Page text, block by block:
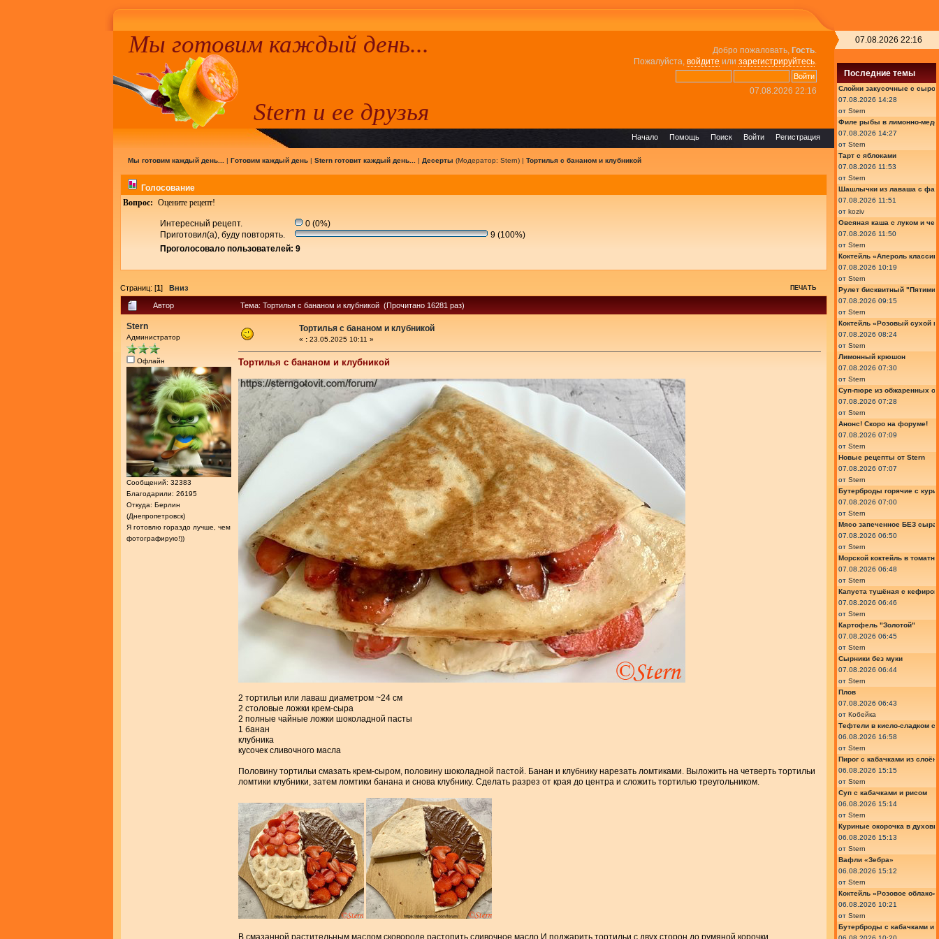
Добро пожаловать, Гость.
Пожалуйста, войдите или зарегистрируйтесь.
07.08.2026 22:16
Мы готовим каждый день...
Stern и ее друзья
Регистрация
Войти
Поиск
Помощь
Начало
Мы готовим каждый день... | Готовим каждый день| Stern готовит каждый день... | Десерты (Модератор: Stern) | Тортилья с бананом и клубникой
Голосование
Вопрос: Оцените рецепт!
Интересный рецепт.
0 (0%)
Приготовил(а), буду повторять.
9 (100%)
Проголосовало пользователей: 9
Страниц: [1] Вниз ПЕЧАТЬ
Автор Тема: Тортилья с бананом и клубникой (Прочитано 16281 раз)
Stern
Администратор
Офлайн
Сообщений: 32383
Благодарили: 26195
Откуда: Берлин
(Днепропетровск)
Я готовлю гораздо лучше, чем
фотографирую!))
Тортилья с бананом и клубникой
« : 23.05.2025 10:11 »
Тортилья с бананом и клубникой
2 тортильи или лаваш диаметром ~24 см
2 столовые ложки крем-сыра
2 полные чайные ложки шоколадной пасты
1 банан
клубника
кусочек сливочного масла
Половину тортильи смазать крем-сыром, половину шоколадной пастой. Банан и клубнику нарезать ломтиками. Выложить на четверть тортильи
ломтики клубники, затем ломтики банана и снова клубнику. Сделать разрез от края до центра и сложить тортилью треугольником.
07.08.2026 22:16
Последние темы
Слойки закусочные с
07.08.2026 14:28
от Stern
Филе рыбы в лимонно-
07.08.2026 14:27
от Stern
Тарт с яблоками
07.08.2026 11:53
от Stern
Шашлычки из лаваша с
07.08.2026 11:51
от koziv
Овсяная каша с луком и
07.08.2026 11:50
от Stern
Коктейль «Апероль
07.08.2026 10:19
от Stern
Рулет бисквитный
07.08.2026 09:15
от Stern
Коктейль «Розовый сухой
07.08.2026 08:24
от Stern
Лимонный крюшон
07.08.2026 07:30
от Stern
Суп-пюре из обжаренных
07.08.2026 07:28
от Stern
Анонс! Скоро на форуме!
07.08.2026 07:09
от Stern
Новые рецепты от Stern
07.08.2026 07:07
от Stern
Бутерброды горячие с
07.08.2026 07:00
от Stern
Мясо запеченное БЕЗ сыра
07.08.2026 06:50
от Stern
Морской коктейль в
07.08.2026 06:48
от Stern
Капуста тушёная с кефиром
07.08.2026 06:46
от Stern
Картофель "Золотой"
07.08.2026 06:45
от Stern
Сырники без муки
07.08.2026 06:44
от Stern
Плов
07.08.2026 06:43
от Кобейка
Тефтели в кисло-сладком
06.08.2026 16:58
от Stern
Пирог с кабачками из
06.08.2026 15:15
от Stern
Суп с кабачками и рисом
06.08.2026 15:14
от Stern
Куриные окорочка в
06.08.2026 15:13
от Stern
Вафли «Зебра»
06.08.2026 15:12
от Stern
Коктейль «Розовое
06.08.2026 10:21
от Stern
Бутерброды с кабачками и